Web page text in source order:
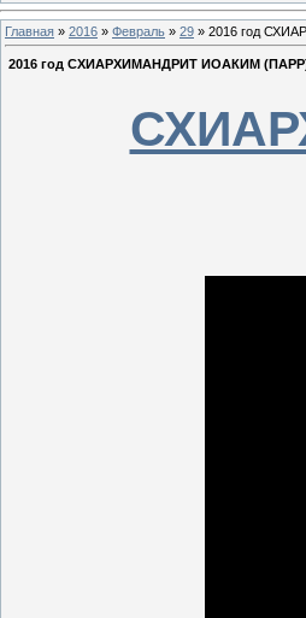
Главная » 2016 » Февраль » 29 » 2016 год
2016 год СХИАРХИМАНДРИТ ИОАКИМ